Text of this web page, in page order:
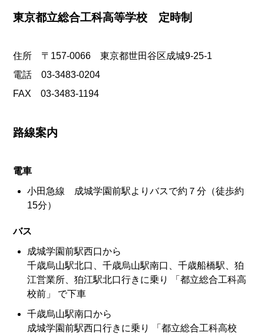
東京都立総合工科高等学校 定時制
住所 〒157-0066 東京都世田谷区成城9-25-1
電話 03-3483-0204
FAX 03-3483-1194
路線案内
電車
小田急線 成城学園前駅よりバスで約７分（徒歩約
15分）
バス
成城学園前駅西口から
千歳烏山駅北口、千歳烏山駅南口、千歳船橋駅、狛
江営業所、狛江駅北口行きに乗り 「都立総合工科高
校前」 で下車
千歳烏山駅南口から
成城学園前駅西口行きに乗り 「都立総合工科高校